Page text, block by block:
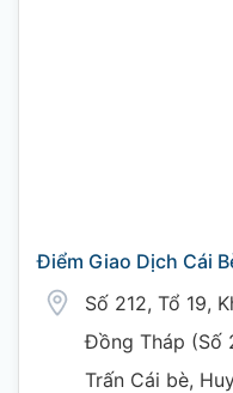
Điểm Giao Dịch Cái
Số 212, Tổ 19,
Đồng Tháp (Số
Trấn Cái bè,